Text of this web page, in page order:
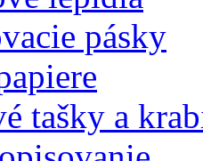
pásky
tašky a